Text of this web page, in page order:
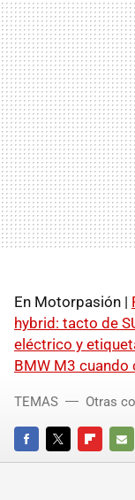
En Motorpasión |
hybrid: tacto de
eléctrico y
BMW M3 cuando
FACEBOOKTWITTER
E-
TEMAS Otras